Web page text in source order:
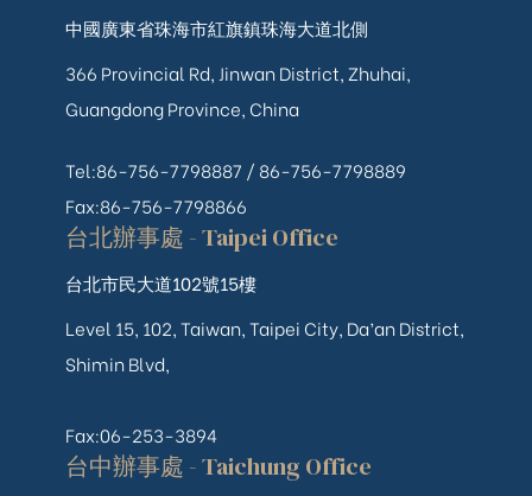
中國廣東省珠海市紅旗鎮珠海大道北側
366 Provincial Rd, Jinwan District, Zhuhai,
Guangdong Province, China
Tel:86-756-7798887 / 86-756-7798889
Fax:86-756-7798866
台北辦事處 - Taipei Office
台北市民大道102號15樓
Level 15, 102, Taiwan, Taipei City, Da’an District,
Shimin Blvd,
Fax:06-253-3894
台中辦事處 - Taichung Office